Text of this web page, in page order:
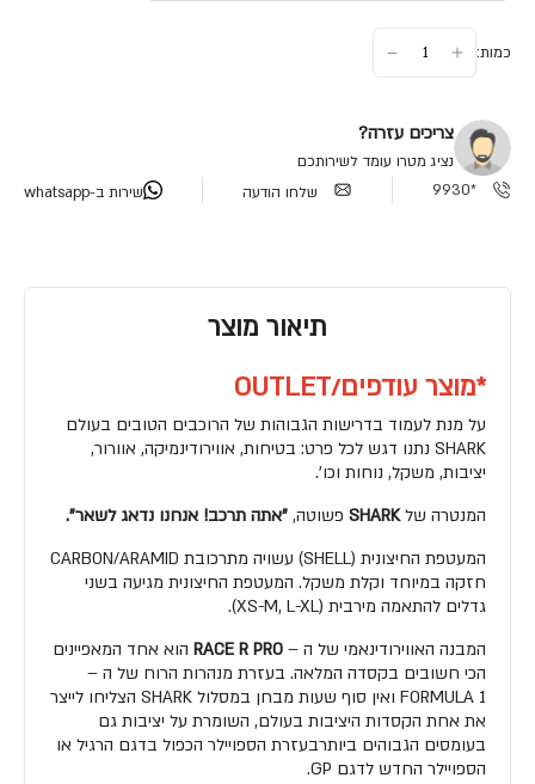
כמות:
צריכים עזרה?
נציג מטרו עומד לשירותכם
*9930
שלחו הודעה שירות ב-whatsapp
תיאור מוצר
*מוצר עודפים/OUTLET
על מנת לעמוד בדרישות הגבוהות של הרוכבים הטובים בעולם
SHARK נתנו דגש לכל פרט: בטיחות, אווירודינמיקה, אוורור,
יציבות, משקל, נוחות וכו'.
המנטרה שלSHARK פשוטה, "אתה תרכב! אנחנו נדאג לשאר".
המעטפת החיצונית (SHELL) עשויה מתרכובת CARBON/ARAMID
חזקה במיוחד וקלת משקל. המעטפת החיצונית מגיעה בשני
גדלים להתאמה מירבית (XS-M, L-XL).
המבנה האווירודינאמי של ה – RACE R PRO הוא אחד המאפיינים
הכי חשובים בקסדה המלאה. בעזרת מנהרות הרוח של ה –
FORMULA 1 ואין סוף שעות מבחן במסלול SHARK הצליחו לייצר
את אחת הקסדות היציבות בעולם, השומרת על יציבות גם
בעומסים הגבוהים ביותרבעזרת הספויילר הכפול בדגם הרגיל או
הספויילר החדש לדגם GP.